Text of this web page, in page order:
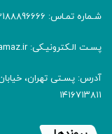
شـماره تمـاس: 02188896666 نمابر: 02188905150
پسـت الـکترونیـکی: info[at]namaz.ir
۱۴۱۶۷۱۳۸۱۱